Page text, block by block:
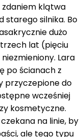
klątwa
starego silnika. Bo
dużo
trzech lat (pięciu
Lara
po ścianach z
przyczepione do
wcześniej
kosmetyczne.
na linie, by
ale tego typu